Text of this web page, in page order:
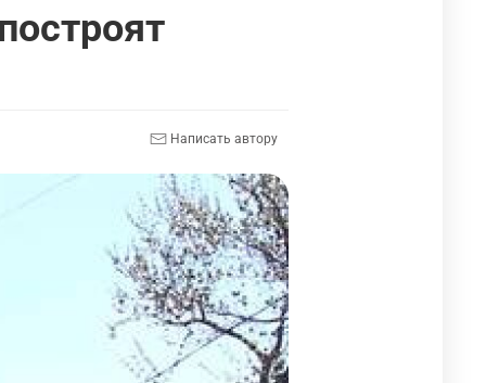
Написать автору